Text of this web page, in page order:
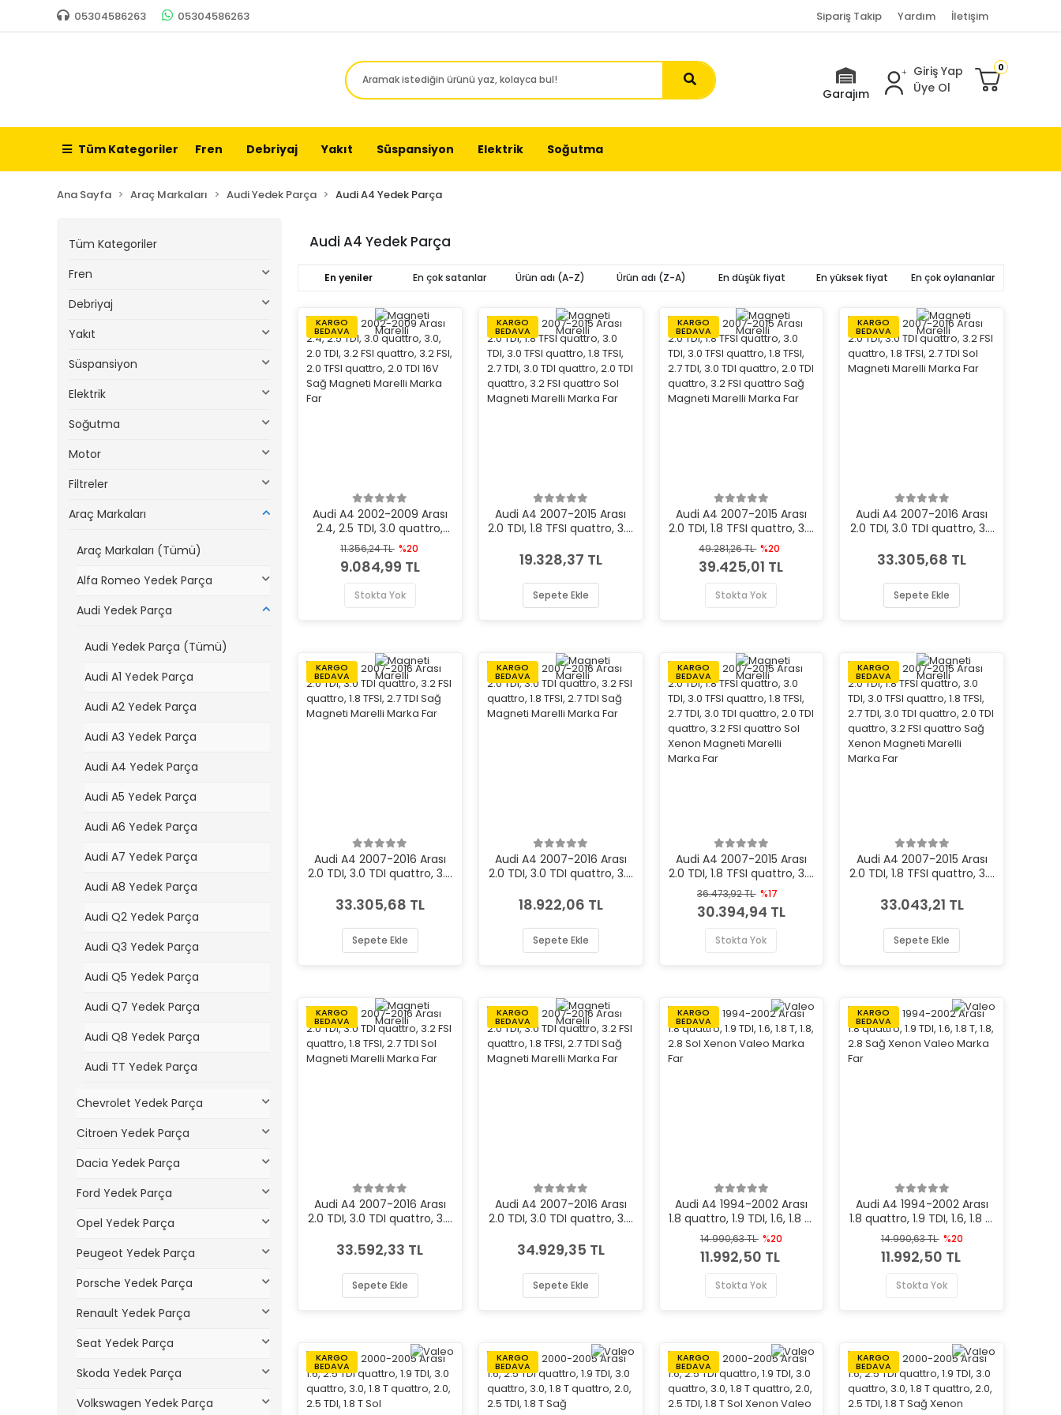
05304586263 05304586263 Sipariş Takip Yardım İletişim
Garajım
Giriş Yap
Üye Ol
0
Tüm Kategoriler Fren Debriyaj Yakıt Süspansiyon Elektrik Soğutma
Ana Sayfa Araç Markaları Audi Yedek Parça Audi A4 Yedek Parça
Tüm Kategoriler
Fren
Debriyaj
Yakıt
Süspansiyon
Elektrik
Soğutma
Motor
Filtreler
Araç Markaları
Araç Markaları (Tümü)
Alfa Romeo Yedek Parça
Audi Yedek Parça
Audi Yedek Parça (Tümü)
Audi A1 Yedek Parça
Audi A2 Yedek Parça
Audi A3 Yedek Parça
Audi A4 Yedek Parça
Audi A5 Yedek Parça
Audi A6 Yedek Parça
Audi A7 Yedek Parça
Audi A8 Yedek Parça
Audi Q2 Yedek Parça
Audi Q3 Yedek Parça
Audi Q5 Yedek Parça
Audi Q7 Yedek Parça
Audi Q8 Yedek Parça
Audi TT Yedek Parça
Chevrolet Yedek Parça
Citroen Yedek Parça
Dacia Yedek Parça
Ford Yedek Parça
Opel Yedek Parça
Peugeot Yedek Parça
Porsche Yedek Parça
Renault Yedek Parça
Seat Yedek Parça
Skoda Yedek Parça
Volkswagen Yedek Parça
Audi A4 Yedek Parça
En yeniler En çok satanlar Ürün adı (A-Z) Ürün adı (Z-A) En düşük fiyat En yüksek fiyat En çok oylananlar
KARGO
BEDAVA
Audi A4 2002-2009 Arası
2.4, 2.5 TDI, 3.0 quattro,
3.0, 2.0 TDI, 3.2 FSI quattro,
3.2 FSI, 2.0 TFSI quattro, 2.0
TDI 16V Sağ Magneti
11.356,24 TL %20
9.084,99 TL
Stokta Yok
KARGO
BEDAVA
Audi A4 2007-2015 Arası
2.0 TDI, 1.8 TFSI quattro, 3.0
TFSI, 2.7 TDI, 3.0 TDI
quattro, 2.0 TDI quattro,
3.2 FSI quattro Sol Magneti
Marelli Marka Far
19.328,37 TL
Sepete Ekle
KARGO
BEDAVA
Audi A4 2007-2015 Arası
2.0 TDI, 1.8 TFSI quattro, 3.0
TDI, 3.0 TFSI quattro, 1.8
TFSI, 2.7 TDI, 3.0 TDI
quattro, 2.0 TDI quattro,
Magneti Marelli Marka Far
49.281,26 TL %20
39.425,01 TL
Stokta Yok
KARGO
BEDAVA
Audi A4 2007-2016 Arası
2.0 TDI, 3.0 TDI quattro, 3.2
Sol Magneti Marelli Marka
Far
33.305,68 TL
Sepete Ekle
KARGO
BEDAVA
Audi A4 2007-2016 Arası
2.0 TDI, 3.0 TDI quattro, 3.2
Sağ Magneti Marelli Marka
Far
33.305,68 TL
Sepete Ekle
KARGO
BEDAVA
Audi A4 2007-2016 Arası
2.0 TDI, 3.0 TDI quattro, 3.2
Sağ Magneti Marelli Marka
Far
18.922,06 TL
Sepete Ekle
KARGO
BEDAVA
Audi A4 2007-2015 Arası
2.0 TDI, 1.8 TFSI quattro, 3.0
TDI, 3.0 TFSI quattro, 1.8
TFSI, 2.7 TDI, 3.0 TDI
quattro, 2.0 TDI quattro,
Magneti Marelli Marka Far
36.473,92 TL %17
30.394,94 TL
Stokta Yok
KARGO
BEDAVA
Audi A4 2007-2015 Arası
2.0 TDI, 1.8 TFSI quattro, 3.0
TFSI, 2.7 TDI, 3.0 TDI
quattro, 2.0 TDI quattro,
3.2 FSI quattro Sağ Xenon
Magneti Marelli Marka Far
33.043,21 TL
Sepete Ekle
KARGO
BEDAVA
Audi A4 2007-2016 Arası
2.0 TDI, 3.0 TDI quattro, 3.2
Sol Magneti Marelli Marka
Far
33.592,33 TL
Sepete Ekle
KARGO
BEDAVA
Audi A4 2007-2016 Arası
2.0 TDI, 3.0 TDI quattro, 3.2
Sağ Magneti Marelli Marka
Far
34.929,35 TL
Sepete Ekle
KARGO
BEDAVA
Audi A4 1994-2002 Arası
1.8 quattro, 1.9 TDI, 1.6, 1.8 T,
1.8, 2.8 Sol Xenon Valeo
Marka Far
14.990,63 TL %20
11.992,50 TL
Stokta Yok
KARGO
BEDAVA
Audi A4 1994-2002 Arası
1.8 quattro, 1.9 TDI, 1.6, 1.8 T,
1.8, 2.8 Sağ Xenon Valeo
Marka Far
14.990,63 TL %20
11.992,50 TL
Stokta Yok
KARGO
BEDAVA
KARGO
BEDAVA
KARGO
BEDAVA
KARGO
BEDAVA